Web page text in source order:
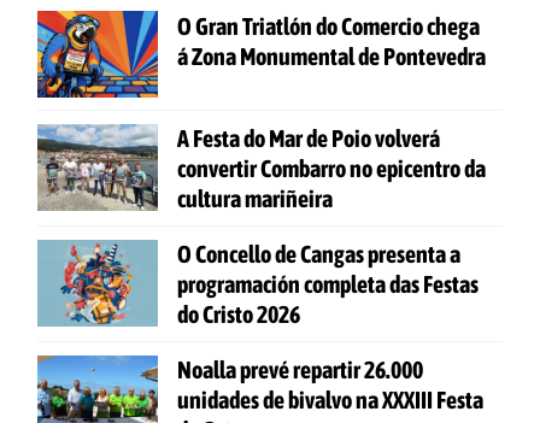
O Gran Triatlón do Comercio chega
á Zona Monumental de Pontevedra
A Festa do Mar de Poio volverá
convertir Combarro no epicentro da
cultura mariñeira
O Concello de Cangas presenta a
programación completa das Festas
do Cristo 2026
Noalla prevé repartir 26.000
unidades de bivalvo na XXXIII Festa